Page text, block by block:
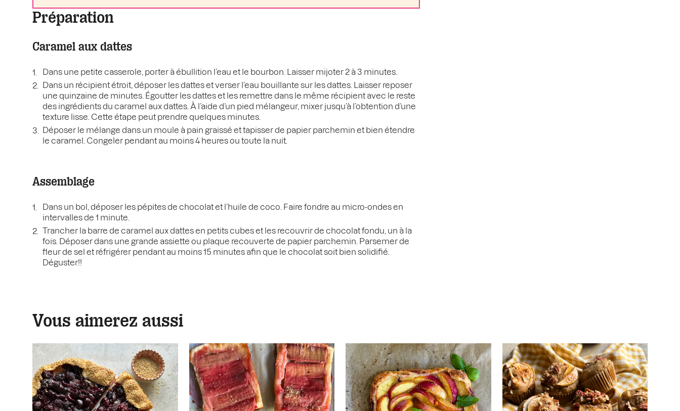
Préparation
Caramel aux dattes
Dans une petite casserole, porter à ébullition l’eau et le bourbon. Laisser mijoter 2 à 3 minutes.
Dans un récipient étroit, déposer les dattes et verser l’eau bouillante sur les dattes. Laisser reposer
une quinzaine de minutes. Égoutter les dattes et les remettre dans le même récipient avec le reste
des ingrédients du caramel aux dattes. À l’aide d’un pied mélangeur, mixer jusqu’à l’obtention d’une
texture lisse. Cette étape peut prendre quelques minutes.
Déposer le mélange dans un moule à pain graissé et tapisser de papier parchemin et bien étendre
le caramel. Congeler pendant au moins 4 heures ou toute la nuit.
Assemblage
Dans un bol, déposer les pépites de chocolat et l’huile de coco. Faire fondre au micro-ondes en
intervalles de 1 minute.
Trancher la barre de caramel aux dattes en petits cubes et les recouvrir de chocolat fondu, un à la
fois. Déposer dans une grande assiette ou plaque recouverte de papier parchemin. Parsemer de
fleur de sel et réfrigérer pendant au moins 15 minutes afin que le chocolat soit bien solidifié.
Déguster!!
Vous aimerez aussi